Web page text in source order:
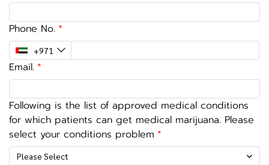
Phone No.
Email.
Following is the list of approved medical conditions
for which patients can get medical marijuana. Please
select your conditions problem
Please Select